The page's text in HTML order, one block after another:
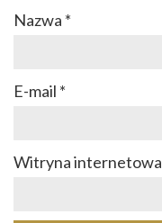
Nazwa *
E-mail *
Witryna internetowa